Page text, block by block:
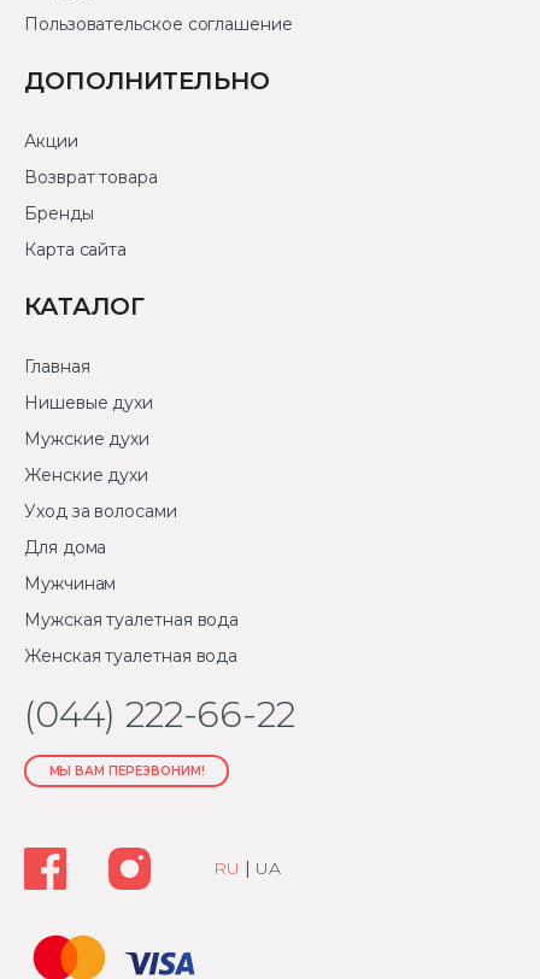
Пользовательское соглашение
ДОПОЛНИТЕЛЬНО
Акции
Возврат товара
Бренды
Карта сайта
КАТАЛОГ
Главная
Нишевые духи
Мужские духи
Женские духи
Уход за волосами
Для дома
Мужчинам
Мужская туалетная вода
Женская туалетная вода
(044) 222-66-22
МЫ ВАМ ПЕРЕЗВОНИМ!
RU | UA